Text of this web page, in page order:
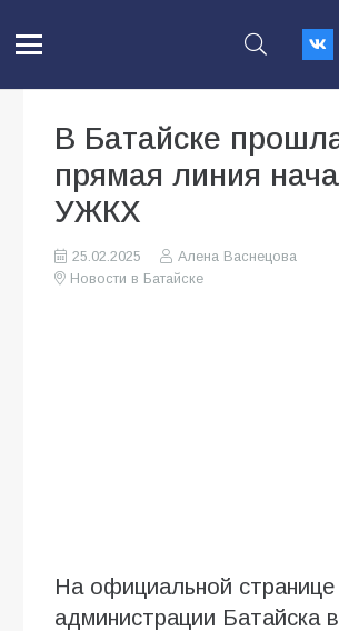
В Батайске
прямая линия
УЖКХ
25.02.2025
Алена Васнецова
Новости в Батайске
На официальной странице
администрации Батайска в